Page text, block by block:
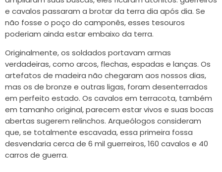
e cavalos passaram a brotar da terra dia após dia. Se
não fosse o poço do camponês, esses tesouros
poderiam ainda estar embaixo da terra.
Originalmente, os soldados portavam armas
verdadeiras, como arcos, flechas, espadas e lanças. Os
artefatos de madeira não chegaram aos nossos dias,
mas os de bronze e outras ligas, foram desenterrados
em perfeito estado. Os cavalos em terracota, também
em tamanho original, parecem estar vivos e suas bocas
abertas sugerem relinchos. Arqueólogos consideram
que, se totalmente escavada, essa primeira fossa
desvendaria cerca de 6 mil guerreiros, 160 cavalos e 40
carros de guerra.